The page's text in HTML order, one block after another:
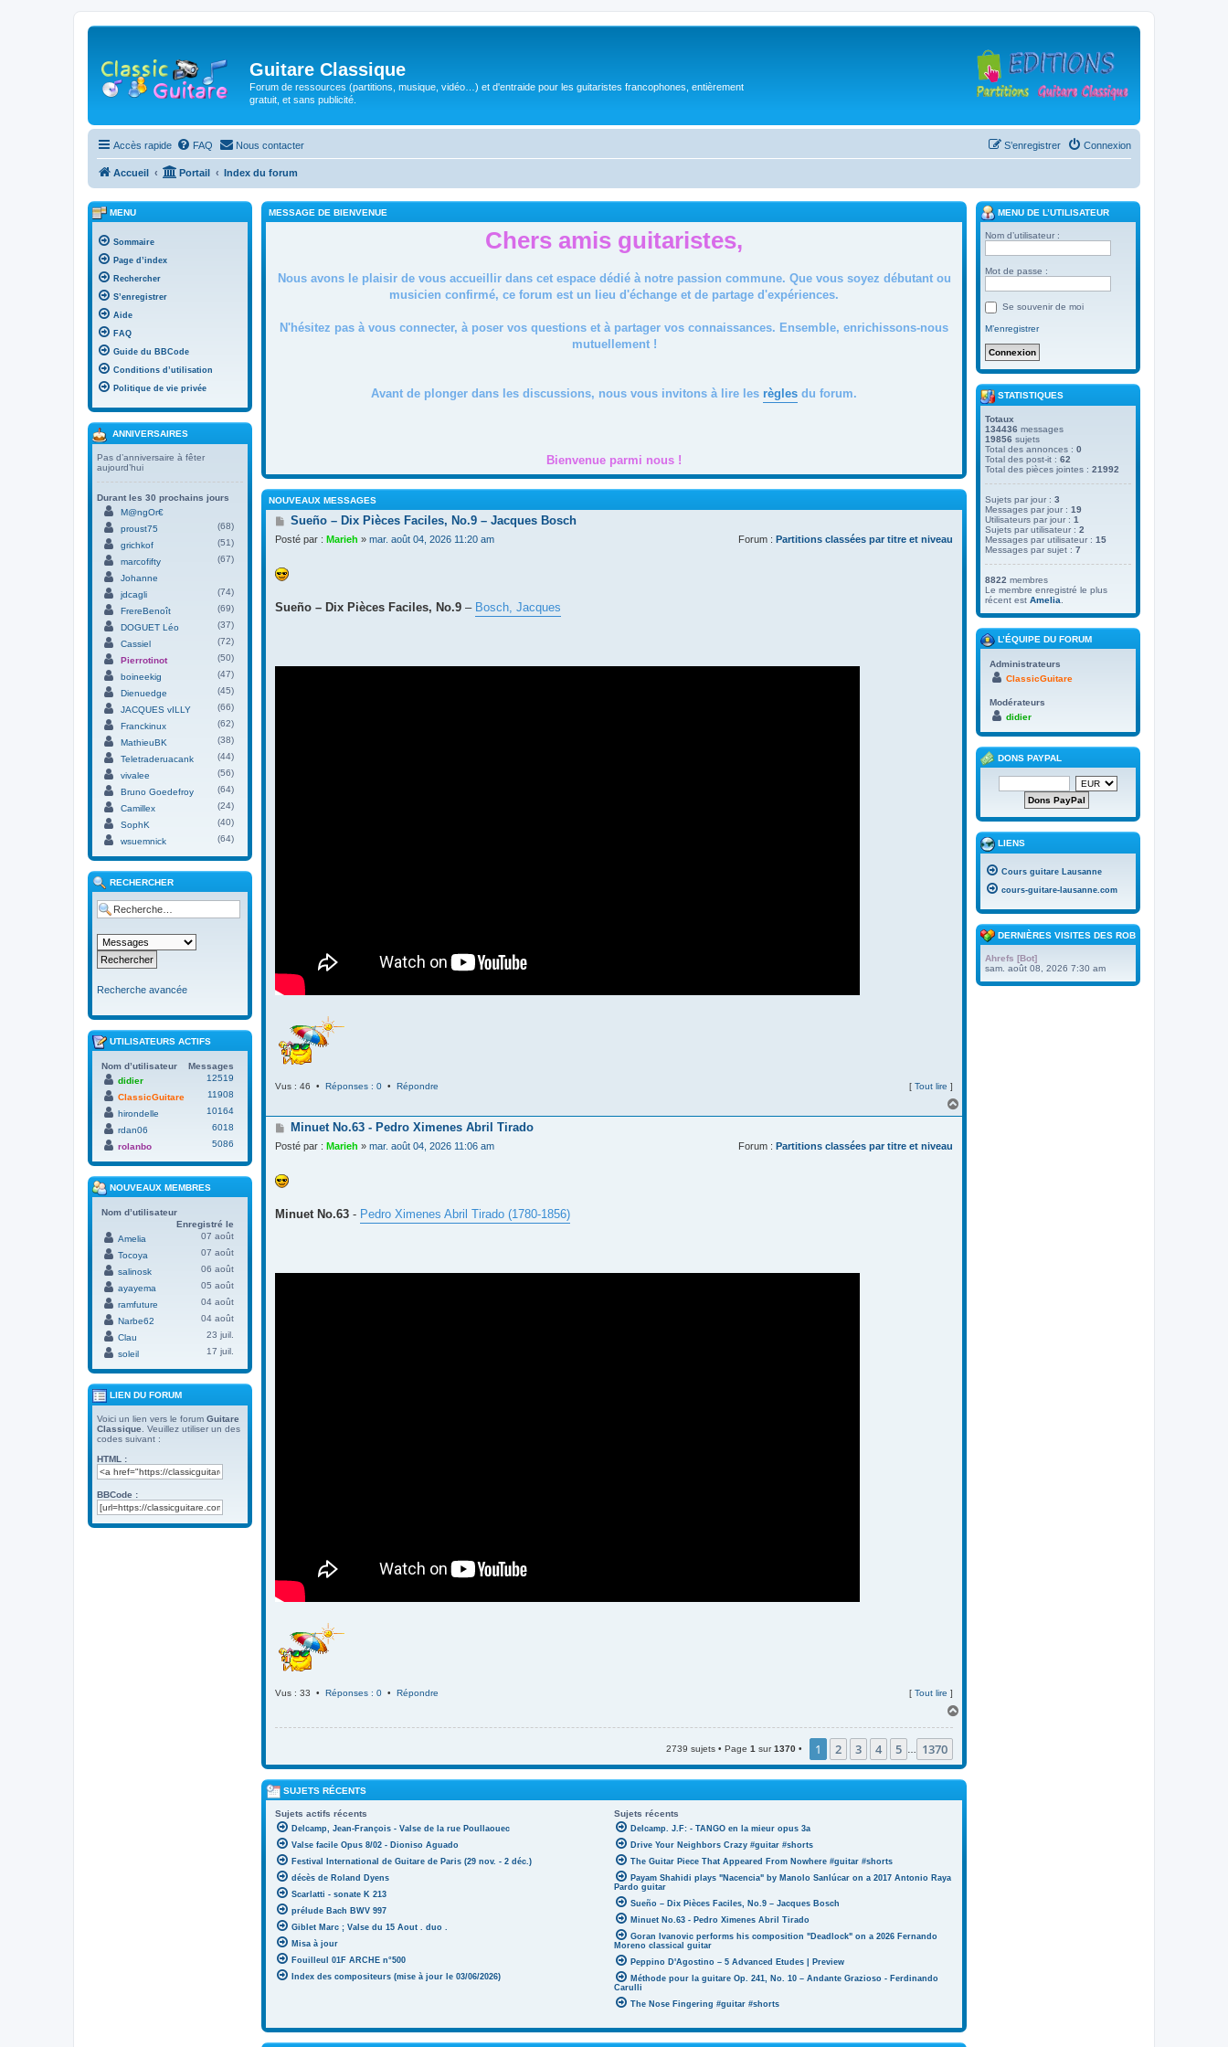
Guitare Classique
Forum de ressources (partitions, musique, vidéo…) et d'entraide pour les guitaristes francophones, entièrement
gratuit, et sans publicité.
Accès rapide FAQ Nous contacter Connexion
S’enregistrer
Accueil Portail Index du forum
MESSAGE DE BIENVENUE
Chers amis guitaristes,
Nous avons le plaisir de vous accueillir dans cet espace dédié à notre passion commune. Que vous soyez débutant ou
musicien confirmé, ce forum est un lieu d'échange et de partage d'expériences.
N'hésitez pas à vous connecter, à poser vos questions et à partager vos connaissances. Ensemble, enrichissons-nous
mutuellement !
Avant de plonger dans les discussions, nous vous invitons à lire les règles du forum.
Bienvenue parmi nous !
NOUVEAUX MESSAGES
M
s
a
g
Sueño – Dix Pièces Faciles, No.9 – Jacques Bosch
Posté par : Marieh » mar. août 04, 2026 11:20 am Forum : Partitions classées par titre et niveau
Sueño – Dix Pièces Faciles, No.9 – Bosch, Jacques
Vus : 46 • Réponses : 0 • Répondre [ Tout lire ]
a
M
s
a
g
Minuet No.63 - Pedro Ximenes Abril Tirado
Posté par : Marieh » mar. août 04, 2026 11:06 am Forum : Partitions classées par titre et niveau
Minuet No.63 - Pedro Ximenes Abril Tirado (1780-1856)
Vus : 33 • Réponses : 0 • Répondre [ Tout lire ]
2739 sujets • Page 1 sur1370 • 1 2 3 4 5 1370
SUJETS RÉCENTS
Sujets actifs récents Sujets récents
Delcamp, Jean-François - Valse de la rue Poullaouec
Valse facile Opus 8/02 - Dioniso Aguado
Festival International de Guitare de Paris (29 nov. - 2 déc.)
décès de Roland Dyens
Scarlatti - sonate K 213
prélude Bach BWV 997
Giblet Marc ; Valse du 15 Aout . duo .
Misa à jour
Fouilleul 01F ARCHE n°500
Index des compositeurs (mise à jour le 03/06/2026)
Delcamp. J.F: - TANGO en la mieur opus 3a
Drive Your Neighbors Crazy #guitar #shorts
The Guitar Piece That Appeared From Nowhere #guitar #shorts
Payam Shahidi plays "Nacencia" by Manolo Sanlúcar on a 2017 Antonio Raya
Pardo guitar
Sueño – Dix Pièces Faciles, No.9 – Jacques Bosch
Minuet No.63 - Pedro Ximenes Abril Tirado
Goran Ivanovic performs his composition "Deadlock" on a 2026 Fernando
Moreno classical guitar
Peppino D'Agostino – 5 Advanced Etudes | Preview
Méthode pour la guitare Op. 241, No. 10 – Andante Grazioso - Ferdinando
Carulli
The Nose Fingering #guitar #shorts
MENU
Sommaire
Page d’index
Rechercher
S’enregistrer
Aide
FAQ
Guide du BBCode
Conditions d’utilisation
Politique de vie privée
ANNIVERSAIRES
Pas d’anniversaire à fêter
aujourd’hui
Durant les 30 prochains jours
M@ngOr€
proust75
(68)
grichkof
(51)
marcofifty
(67)
Johanne
jdcagli
(74)
FrereBenoît
(69)
DOGUET Léo
(37)
Cassiel
(72)
Pierrotinot
(50)
boineekig
(47)
Dienuedge
(45)
JACQUES vILLY
(66)
Franckinux
(62)
MathieuBK
(38)
Teletraderuacank
(44)
vivalee
(56)
Bruno Goedefroy
(64)
Camillex
(24)
SophK
(40)
wsuemnick
(64)
RECHERCHER
Recherche avancée
UTILISATEURS ACTIFS
Nom d’utilisateur
Messages
didier
12519
ClassicGuitare
11908
hirondelle
10164
rdan06
6018
rolanbo
5086
NOUVEAUX MEMBRES
Nom d’utilisateur
Enregistré le
Amelia
07 août
Tocoya
07 août
salinosk
06 août
ayayema
05 août
ramfuture
04 août
Narbe62
04 août
Clau
23 juil.
soleil
17 juil.
LIEN DU FORUM
Voici un lien vers le forum Guitare
Classique . Veuillez utiliser un des
codes suivant :
HTML :
BBCode :
MENU DE L’UTILISATEUR
Nom d’utilisateur :
Mot de passe :
Se souvenir de moi
M’enregistrer
STATISTIQUES
Totaux
134436 messages
19856 sujets
Total des annonces : 0
Total des post-it : 62
Total des pièces jointes : 21992
Sujets par jour : 3
Messages par jour : 19
Utilisateurs par jour : 1
Sujets par utilisateur : 2
Messages par utilisateur : 15
Messages par sujet : 7
8822 membres
Le membre enregistré le plus
récent est Amelia
L’ÉQUIPE DU FORUM
Administrateurs
ClassicGuitare
Modérateurs
didier
DONS PAYPAL
LIENS
Cours guitare Lausanne
cours-guitare-lausanne.com
DERNIÈRES VISITES DES ROBOTS
Ahrefs [Bot]
sam. août 08, 2026 7:30 am